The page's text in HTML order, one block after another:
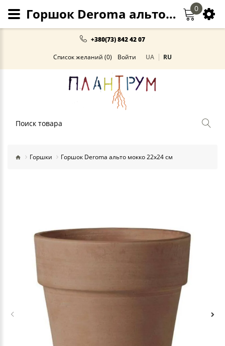
+380(73) 842 42 07
Список желаний (0) Войти UA RU
0
Горшки Горшок Deroma альто мокко 22х24 см
Горшок Deroma альто мокко купить в Киеве и Украине